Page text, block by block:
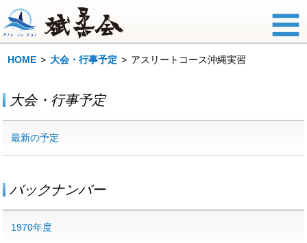
HOME 大会・行事予定 アスリートコース沖縄実習
大会・行事予定
最新の予定
バックナンバー
1970年度